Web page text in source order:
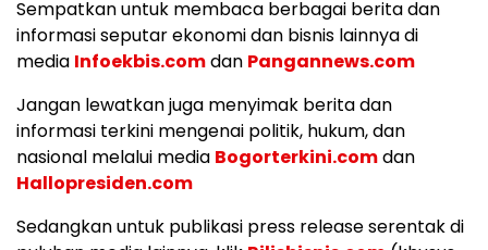
Sempatkan untuk membaca berbagai berita dan
informasi seputar ekonomi dan bisnis lainnya di
media Infoekbis.comdan Pangannews.com
Jangan lewatkan juga menyimak berita dan
informasi terkini mengenai politik, hukum, dan
nasional melalui media Bogorterkini.comdan
Hallopresiden.com
Sedangkan untuk publikasi press release serentak di